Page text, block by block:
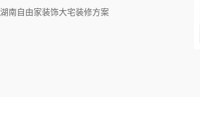
南自由家装饰大宅装修方案